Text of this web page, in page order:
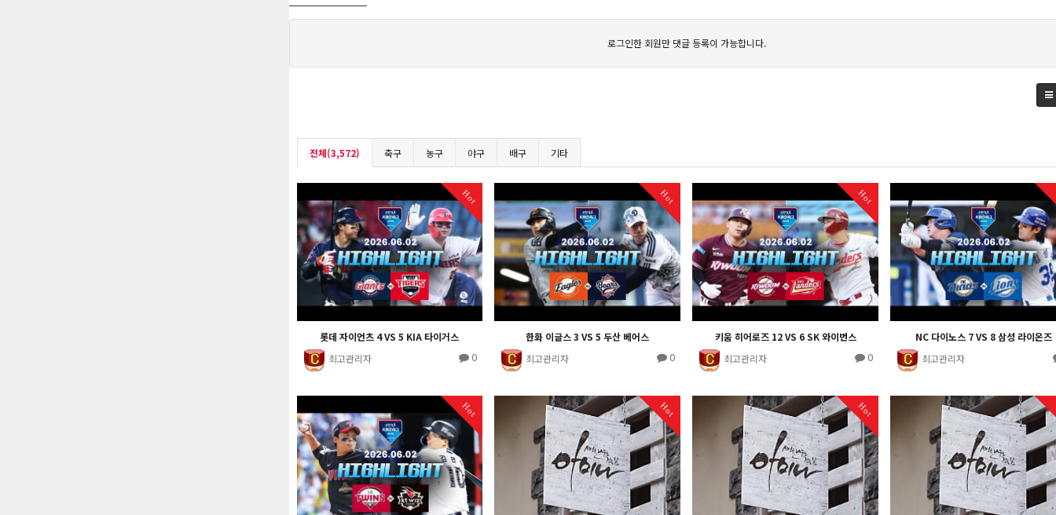
로그인한 회원만 댓글 등록이 가능합니다.
전체(3,572) 축구 농구 야구 배구 기타
Hot
롯데 자이언츠 4 VS 5 KIA 타이거스
최고관리자
0
Hot
한화 이글스 3 VS 5 두산 베어스
최고관리자
0
Hot
키움 히어로즈 12 VS 6 SK 와이번스
최고관리자
0
NC 다이노스 7 VS 8 삼성 라이온즈
최고관리자
Hot Hot Hot